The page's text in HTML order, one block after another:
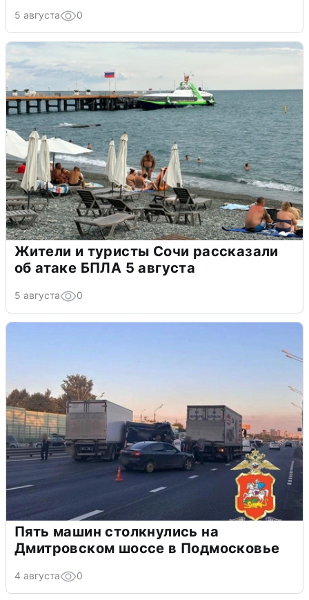
5 августа 0
Жители и туристы Сочи рассказали
об атаке БПЛА 5 августа
5 августа 0
Пять машин столкнулись на
Дмитровском шоссе в Подмосковье
4 августа 0